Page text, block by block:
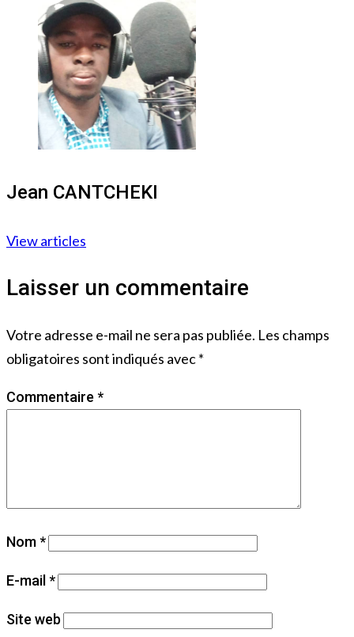
Jean CANTCHEKI
View articles
Laisser un commentaire
Votre adresse e-mail ne sera pas publiée. Les champs
obligatoires sont indiqués avec*
Commentaire *
Nom*
E-mail*
Site web